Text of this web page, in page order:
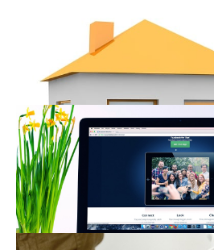
10.8.2024-
Jsou placené tipy
legální?